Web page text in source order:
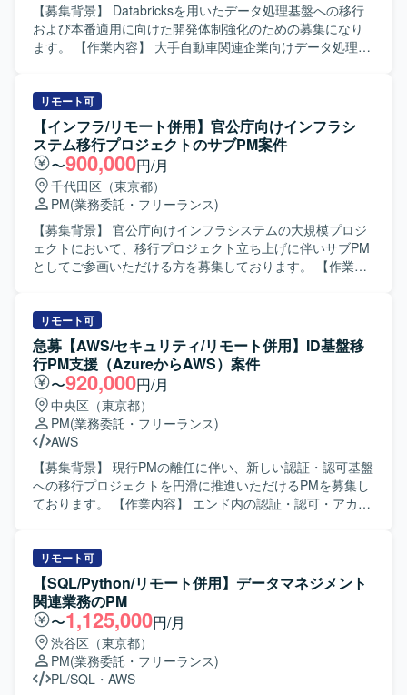
【募集背景】 Databricksを用いたデータ処理基盤への移行
および本番適用に向けた開発体制強化のための募集になり
ます。 【作業内容】 大手自動車関連企業向けデータ処理基
なかった要件をDatabricksで実現するため、本番適用に向け
た運用設計およびインフラ基盤構築を行っていただきま
す。 具体的には、各サービス開発者に対するDatabricks移
行に向けた支援や各種調整、Databricks環境での運用設計お
よび運用手順書の作成、AWSおよびTerraform等を用いたイ
ンフラ基盤環境の構築などを実施していただきます。 【求
める人物像】 関係部署や開発者とのコミュニケーションを
円滑に行いながら、主体的に課題整理と調整を進めていた
だける方を求めております。 【ポジションの魅力】
Databricksを中心とした最新のデータ処理基盤の設計・構築
連の工程に関わることで、クラウドデータ基盤エンジニア
としてのスキルを幅広く磨いていただけます。 【開発環
境】 Databricks, AWS, Terraform などを用いたデータ処理
基盤およびインフラ基盤構成になります。
リモート可
【インフラ/リモート併用】官公庁向けインフラシ
ステム移行プロジェクトのサブPM案件
〜900,000円/月
千代田区（東京都）
PM(業務委託・フリーランス)
【募集背景】 官公庁向けインフラシステムの大規模プロジ
ェクトにおいて、移行プロジェクト立ち上げに伴いサブPM
としてご参画いただける方を募集しております。 【作業内
す。 また、会議体の調整およびアジェンダ、議事録作成、
会議のファシリテーションを担当していただきます。全体
では50～60名規模の会議体を取りまとめていただきます。
【求める人物像】 関係者との円滑なコミュニケーションを
図りながら、主体的に課題を整理しプロジェクトを推進し
ていただける方を求めております。 【ポジションの魅力】
官公庁向けの大規模インフラシステムにおける長期の移行
プロジェクトに参画することで、複数社が関わるプロジェ
クトマネジメントや大規模会議体運営の経験を積んでいた
だけます。 【開発環境】 官公庁向けインフラシステムの設
計および構築プロジェクトとなります。
リモート可
急募【AWS/セキュリティ/リモート併用】ID基盤移
行PM支援（AzureからAWS）案件
〜920,000円/月
中央区（東京都）
PM(業務委託・フリーランス)
AWS
【募集背景】 現行PMの離任に伴い、新しい認証・認可基盤
への移行プロジェクトを円滑に推進いただけるPMを募集し
ております。 【作業内容】 エンド内の認証・認可・アカウ
るまでのプロジェクト管理を行っていただきます。スクラ
ム開発ではカバーしきれないリリース管理やプロジェクト
横断のマネジメントを担い、新しい認証・認可基盤の安全
かつ確実な移行を実現していただきます。具体的には、リ
リースに対するQCDの管理とコントロール、各種ドキュメ
ントの作成およびメンテナンス、関係各所とのコミュニケ
ーションによる課題・リスク・依存関係の整理とプロジェ
クト推進を行っていただきます。 【求める人物像】 ビジネ
リモート可
【SQL/Python/リモート併用】データマネジメント
関連業務のPM
〜1,125,000円/月
渋谷区（東京都）
PM(業務委託・フリーランス)
PL/SQL ・ AWS